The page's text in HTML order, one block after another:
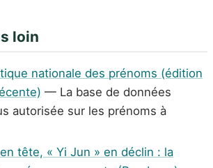
loin
nationale des prénoms (édition
— La base de données
autorisée sur les prénoms à
tête, « Yi Jun » en déclin : la